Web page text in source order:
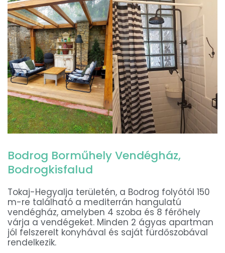
Bodrog Borműhely Vendégház,
Bodrogkisfalud
Tokaj-Hegyalja területén, a Bodrog folyótól 150
m-re található a mediterrán hangulatú
vendégház, amelyben 4 szoba és 8 férőhely
várja a vendégeket. Minden 2 ágyas apartman
jól felszerelt konyhával és saját fürdőszobával
rendelkezik.